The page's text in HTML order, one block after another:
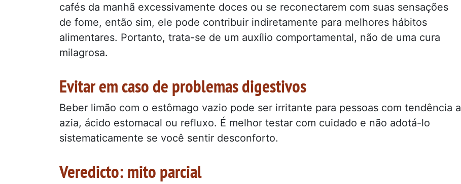
cafés da manhã excessivamente doces ou se reconectarem com suas sensações
de fome, então sim, ele pode contribuir indiretamente para melhores hábitos
alimentares. Portanto, trata-se de um auxílio comportamental, não de uma cura
milagrosa.
Evitar em caso de problemas digestivos
Beber limão com o estômago vazio pode ser irritante para pessoas com tendência a
azia, ácido estomacal ou refluxo. É melhor testar com cuidado e não adotá-lo
sistematicamente se você sentir desconforto.
Veredicto: mito parcial